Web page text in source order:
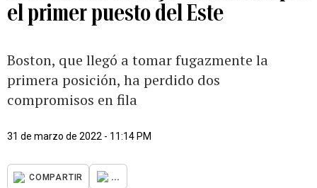
el primer puesto del Este
Boston, que llegó a tomar fugazmente la
primera posición, ha perdido dos
compromisos en fila
31 de marzo de 2022 - 11:14 PM
COMPARTIR ...